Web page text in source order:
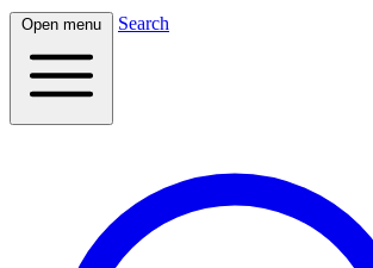
Open menu Search